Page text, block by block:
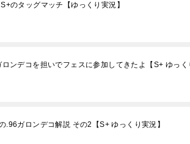
のタッグマッチ【ゆっくり実況】
ンデコを担いでフェスに参加してきたよ【S+ ゆっく
.96ガロンデコ解説 その2【S+ ゆっくり実況】